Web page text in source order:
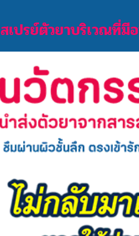
สเปรย์ตัวยาบริเวณที่มี